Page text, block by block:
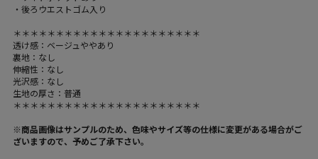
・後ろウエストゴム入り
＊＊＊＊＊＊＊＊＊＊＊＊＊＊＊＊＊＊＊＊＊＊
透け感：ベージュややあり
裏地：なし
伸縮性：なし
光沢感：なし
生地の厚さ：普通
＊＊＊＊＊＊＊＊＊＊＊＊＊＊＊＊＊＊＊＊＊＊
※商品画像はサンプルのため、色味やサイズ等の仕様に変更がある場合がご
ざいますので、予めご了承下さい。